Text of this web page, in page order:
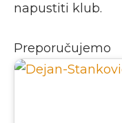
napustiti klub.
Preporučujemo